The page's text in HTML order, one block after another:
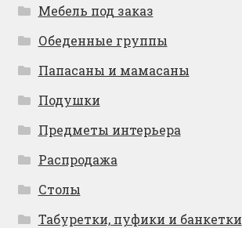
Мебель под заказ
Обеденные группы
Папасаны и мамасаны
Подушки
Предметы интерьера
Распродажа
Столы
Табуретки, пуфики и банкетки